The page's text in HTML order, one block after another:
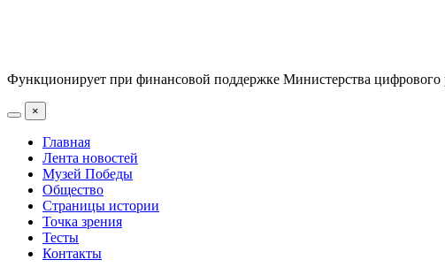
Функционирует при финансовой поддержке Министерства
×
Главная
Лента новостей
Музей Победы
Общество
Страницы истории
Точка зрения
Тесты
Контакты